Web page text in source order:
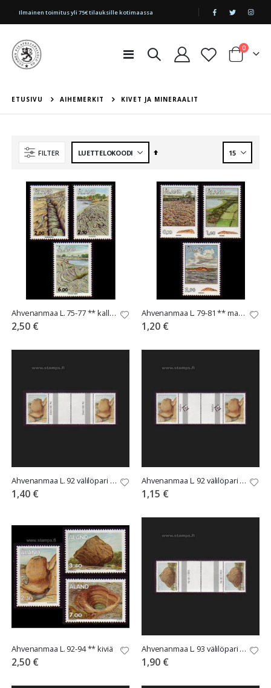
|
Ilmainen toimitus yli 75€ tilauksille kotimaassa
Toggle
Cart
0tuotetta
ETUSIVU AIHEMERKIT KIVET JA MINERAALIT
FILTER
Aseta
Ahvenanmaa L. 75-77 ** kallioperä
2,50 €
Ahvenanmaa L. 79-81 ** maaperä
1,20 €
Ahvenanmaa L. 92 välilöpari numerolla
1,40 €
Ahvenanmaa L. 92 välilöpari ilman numeroa
1,15 €
Ahvenanmaa L. 92-94 ** kiviä
2,50 €
Ahvenanmaa L. 93 välilöpari numerolla
1,90 €